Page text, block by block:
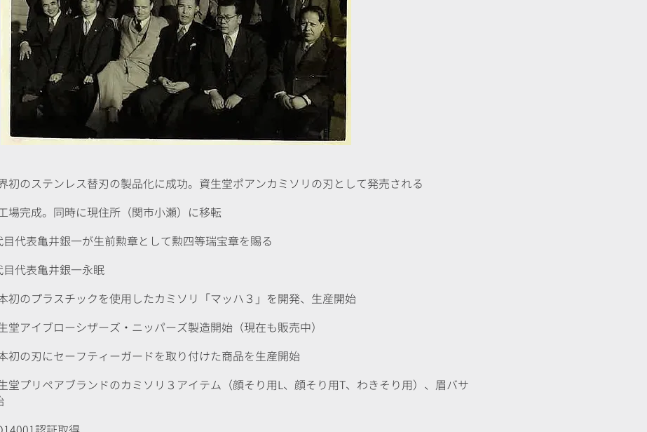
初のステンレス替刃の製品化に成功。資生堂ポアンカミソリの刃として発売される
場完成。同時に現住所（関市小瀬）に移転
代表亀井銀一が生前勲章として勲四等瑞宝章を賜る
代表亀井銀一永眠
初のプラスチックを使用したカミソリ「マッハ３」を開発、生産開始
堂アイブローシザーズ・ニッパーズ製造開始（現在も販売中）
初の刃にセーフティーガードを取り付けた商品を生産開始
堂プリペアブランドのカミソリ３アイテム（顔そり用L、顔そり用T、わきそり用）、眉バサ